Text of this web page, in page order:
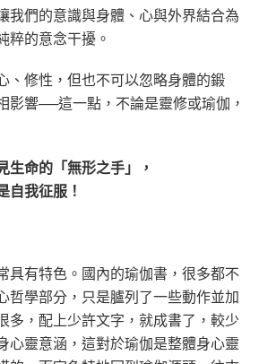
們的意識與身體、心與外界結合為
粹的意念干擾。
、修性，但也不可以忽略身體的鍛
影響──這一點，不論是靈修或瑜伽，
命的「無形之手」，
自我征服！
具有特色。國內的瑜伽書，很多都不
哲學部分，只是臚列了一些動作並加
多，配上少許文字，就成書了，較少
心靈意涵，這對於瑜伽是整體身心靈